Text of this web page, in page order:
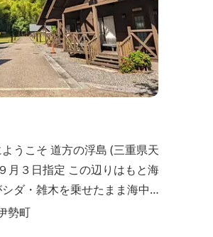
そ ​道方の浮島 (三重県天
ダ・雑木を乗せたまま海中
の増減とともに浮き沈みす
勢町